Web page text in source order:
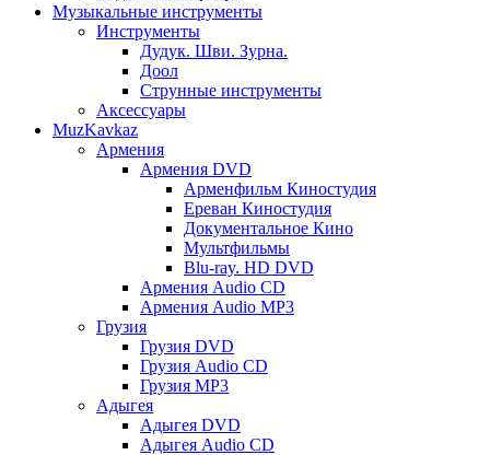
Музыкальные инструменты
Инструменты
Дудук. Шви. Зурна.
Доол
Струнные инструменты
Аксессуары
MuzKavkaz
Армения
Армения DVD
Арменфильм Киностудия
Ереван Киностудия
Документальное Кино
Мультфильмы
Blu-ray. HD DVD
Армения Audio CD
Армения Audio MP3
Грузия
Грузия DVD
Грузия Audio CD
Грузия MP3
Адыгея
Адыгея DVD
Адыгея Audio CD